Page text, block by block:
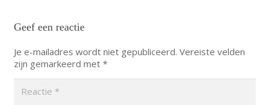
Geef een reactie
Je e-mailadres wordt niet gepubliceerd. Vereiste velden
zijn gemarkeerd met *